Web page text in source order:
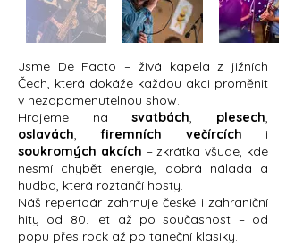
Jsme De Facto – živá kapela z jižních
Čech, která dokáže každou akci proměnit
v nezapomenutelnou show.
Hrajeme nasvatbách, plesech,
oslavách,firemních večírcích i
soukromých akcích – zkrátka všude, kde
nesmí chybět energie, dobrá nálada a
hudba, která roztančí hosty.
Náš repertoár zahrnuje české i zahraniční
hity od 80. let až po současnost – od
popu přes rock až po taneční klasiky.